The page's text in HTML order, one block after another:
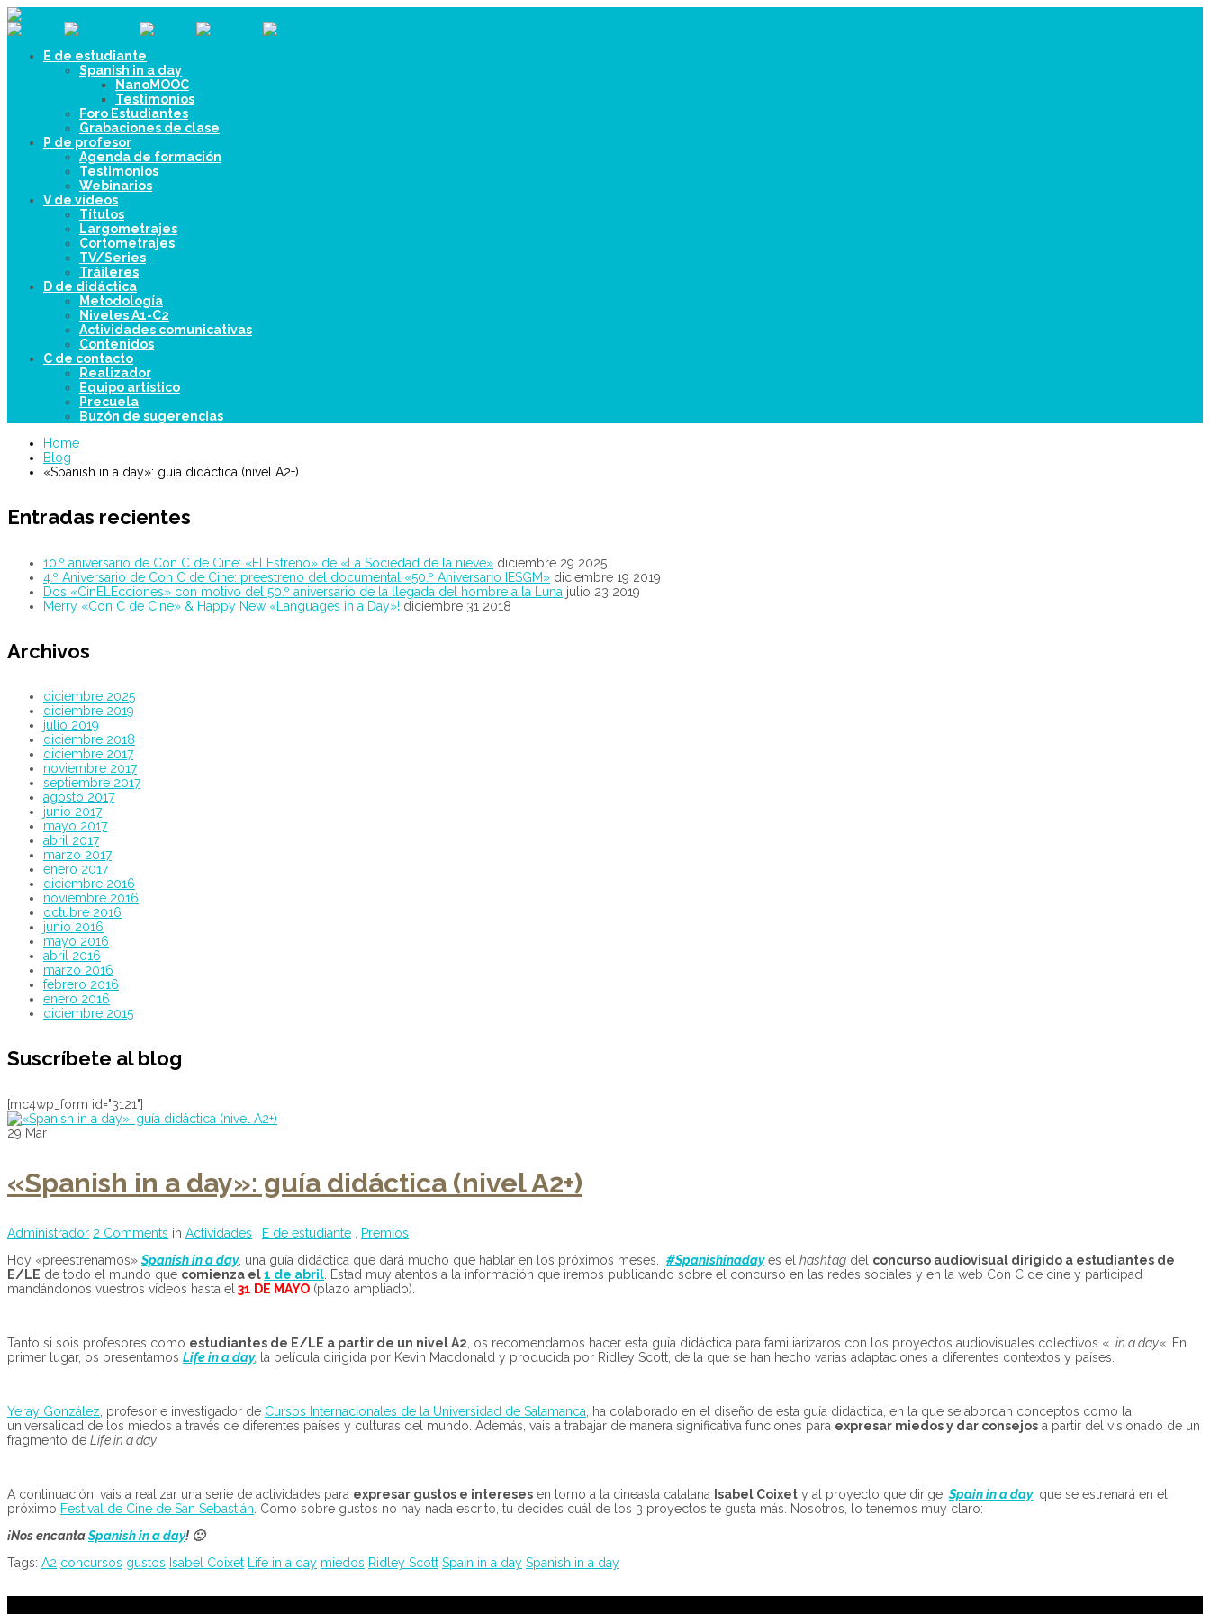
E de estudiante
Spanish in a day
NanoMOOC
Testimonios
Foro Estudiantes
Grabaciones de clase
P de profesor
Agenda de formación
Testimonios
Webinarios
V de vídeos
Títulos
Largometrajes
Cortometrajes
TV/Series
Tráileres
D de didáctica
Metodología
Niveles A1-C2
Actividades comunicativas
Contenidos
C de contacto
Realizador
Equipo artístico
Precuela
Buzón de sugerencias
Home
Blog
«Spanish in a day»: guía didáctica (nivel A2+)
Entradas recientes
10.º aniversario de Con C de Cine: «ELEstreno» de «La Sociedad de la nieve» diciembre 29 2025
4.º Aniversario de Con C de Cine: preestreno del documental «50.º Aniversario IESGM» diciembre 19 2019
Dos «CinELEcciones» con motivo del 50.º aniversario de la llegada del hombre a la Luna julio 23 2019
Merry «Con C de Cine» & Happy New «Languages in a Day»! diciembre 31 2018
Archivos
diciembre 2025
diciembre 2019
julio 2019
diciembre 2018
diciembre 2017
noviembre 2017
septiembre 2017
agosto 2017
junio 2017
mayo 2017
abril 2017
marzo 2017
enero 2017
diciembre 2016
noviembre 2016
octubre 2016
junio 2016
mayo 2016
abril 2016
marzo 2016
febrero 2016
enero 2016
diciembre 2015
Suscríbete al blog
[mc4wp_form id="3121"]
29 Mar
«Spanish in a day»: guía didáctica (nivel A2+)
Administrador 2 Comments in Actividades E de estudiante
Premios
Hoy «preestrenamos»Spanish in a day, una guía didáctica que dará mucho que hablar en los próximos meses. #Spanishinadayes el hashtag del concurso audiovisual dirigido a estudiantes de
E/LE de todo el mundo que comienza el1 de abril . Estad muy atentos a la información que iremos publicando sobre el concurso en las redes sociales y en la web Con C de cine y participad
mandándonos vuestros vídeos hasta el 31 DE MAYO (plazo ampliado).
Tanto si sois profesores como estudiantes de E/LE a partir de un nivel A2 , os recomendamos hacer esta guía didáctica para familiarizaros con los proyectos audiovisuales colectivos «… in a day«. En
primer lugar, os presentamos Life in a day, la película dirigida por Kevin Macdonald y producida por Ridley Scott, de la que se han hecho varias adaptaciones a diferentes contextos y países.
Yeray González , profesor e investigador de Cursos Internacionales de la Universidad de Salamanca , ha colaborado en el diseño de esta guía didáctica, en la que se abordan conceptos como la
universalidad de los miedos a través de diferentes países y culturas del mundo. Además, vais a trabajar de manera significativa funciones para expresar miedos y dar consejos a partir del visionado de un
fragmento de Life in a day
A continuación, vais a realizar una serie de actividades para expresar gustos e intereses en torno a la cineasta catalana Isabel Coixet y al proyecto que dirige,Spain in a day, que se estrenará en el
próximo Festival de Cine de San Sebastián . Como sobre gustos no hay nada escrito, tú decides cuál de los 3 proyectos te gusta más. Nosotros, lo tenemos muy claro:
¡Nos encantaSpanish in a day! 🙂
Tags: A2 concursos gustos Isabel Coixet Life in a day miedos Ridley Scott Spain in a day Spanish in a day